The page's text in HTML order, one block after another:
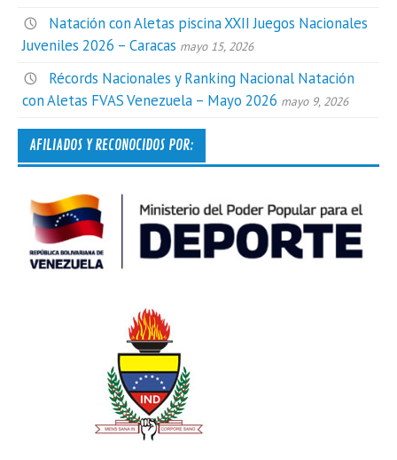
Natación con Aletas piscina XXII Juegos Nacionales
Juveniles 2026 – Caracas mayo 15, 2026
Récords Nacionales y Ranking Nacional Natación
con Aletas FVAS Venezuela – Mayo 2026 mayo 9, 2026
AFILIADOS Y RECONOCIDOS POR: